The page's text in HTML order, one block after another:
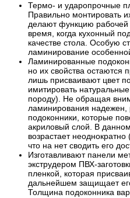
Термо- и ударопрочные
Правильно монтировать
делают функцию рабочей
время, когда кухонный
качестве стола. Особую
ламинирование
Ламинированные
но их свойства
лишь присваивают цвет
имитировать
породу). Не обращая
ламинирования надежен,
подоконники, которые
акриловый слой. В данном
возрастает неоднократно
что на нет сводить его
Изготавливают панели
экструдером ПВХ-
пленкой, которая
дальнейшем защищает
Толщина подоконника